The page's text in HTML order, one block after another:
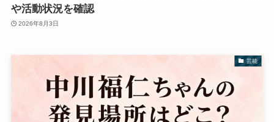
や活動状況を確認
2026年8月3日
芸能